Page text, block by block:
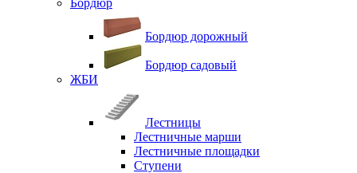
Бордюр
Бордюр дорожный
Бордюр садовый
ЖБИ
Лестницы
Лестничные марши
Лестничные площадки
Ступени